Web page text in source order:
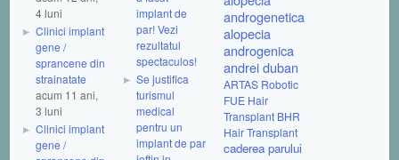
4 luni
Clinici implant
gene /
sprancene din
strainatate
acum 11 ani,
3 luni
Clinici implant
gene /
implant de
par! Vezi
rezultatul
spectaculos!
Se justifica
turismul
medical
pentru un
implant de par
androgenetica
alopecia
androgenica
andrei duban
ARTAS Robotic
FUE Hair
Transplant BHR
Hair Transplant
caderea parului